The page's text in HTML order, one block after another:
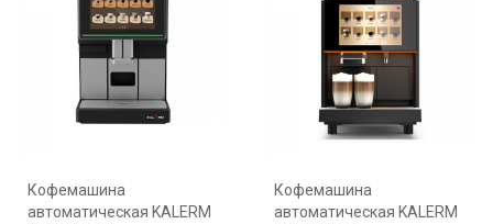
Кофемашина
автоматическая KALERM
Кофемашина
автоматическая KALERM